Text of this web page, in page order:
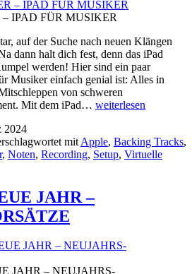
IPAD FÜR MUSIKER
auf der Suche nach neuen Klängen
dann halt dich fest, denn das iPad
werden! Hier sind ein paar
Musiker einfach genial ist: Alles in
von schweren
Mit dem iPad… GAMECHANGER
FÜR
MUSIKER
weiterlesen
2024
mit Apple, Backing Tracks,
, Noten, Recording, Setup, Virtuelle
JAHR –
JAHR – NEUJAHRS-